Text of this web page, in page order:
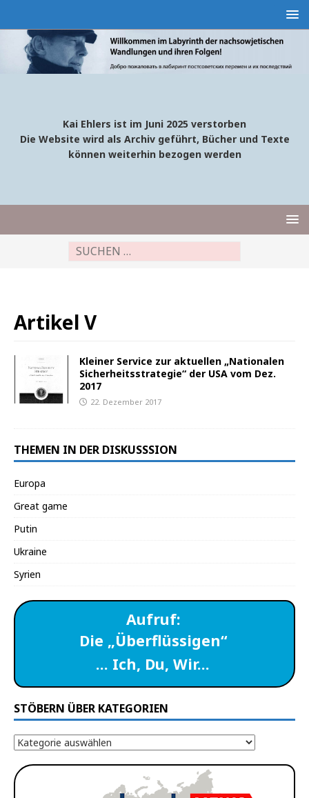
Kai Ehlers ist im Juni 2025 verstorben
Die Website wird als Archiv geführt, Bücher und Texte
können weiterhin bezogen werden
Artikel V
Kleiner Service zur aktuellen „Nationalen
Sicherheitsstrategie“ der USA vom Dez.
2017
22. Dezember 2017
THEMEN IN DER DISKUSSSION
Europa
Great game
Putin
Ukraine
Syrien
Aufruf:
Die „Überflüssigen“
… Ich, Du, Wir…
STÖBERN ÜBER KATEGORIEN